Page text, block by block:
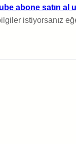
abone satın al
istiyorsanız